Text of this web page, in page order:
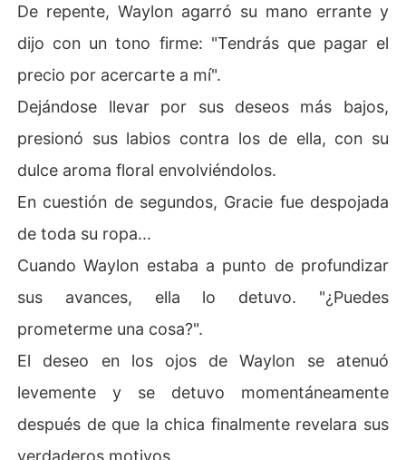
De repente, Waylon agarró su mano errante y
dijo con un tono firme: "Tendrás que pagar el
precio por acercarte a mí".
Dejándose llevar por sus deseos más bajos,
presionó sus labios contra los de ella, con su
dulce aroma floral envolviéndolos.
En cuestión de segundos, Gracie fue despojada
de toda su ropa...
Cuando Waylon estaba a punto de profundizar
sus avances, ella lo detuvo. "¿Puedes
prometerme una cosa?".
El deseo en los ojos de Waylon se atenuó
levemente y se detuvo momentáneamente
después de que la chica finalmente revelara sus
verdaderos motivos.